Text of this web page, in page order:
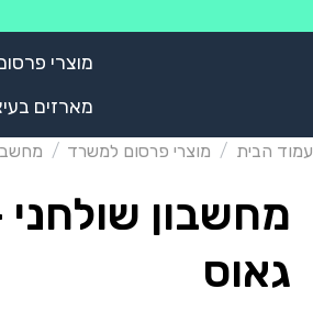
מוצרי
מארזים
עמוד הבית / מוצרי פרסום למשרד /
מחשבון שולחני
גאוס